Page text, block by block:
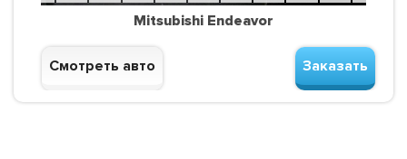
Mitsubishi Endeavor
Смотреть авто Заказать